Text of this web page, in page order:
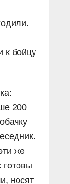
к бойцу
200
же
готовы
носят